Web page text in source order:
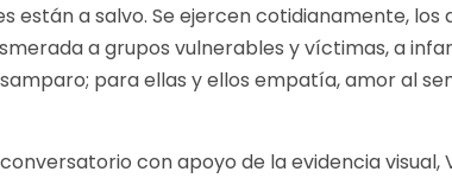
están a salvo. Se ejercen cotidianamente,
a grupos vulnerables y víctimas, a
para ellas y ellos empatía, amor al
con apoyo de la evidencia